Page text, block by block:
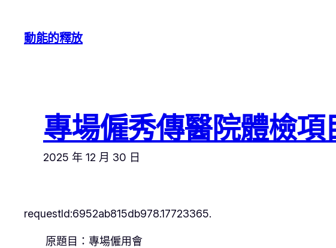
動能的釋放
專場僱秀傳醫院體檢項
2025 年 12 月 30 日
requestId:6952ab815db978.17723365.
原題目：專場僱用會